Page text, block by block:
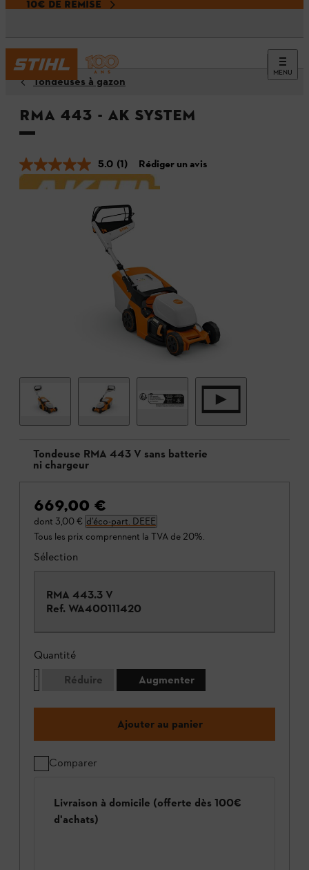
10€ DE REMISE
MENU
Tondeuses à gazon
RMA 443 - AK SYSTEM
5.0 (1) Rédiger un avis
Tondeuse RMA 443 V sans batterie
ni chargeur
669,00 €
dont 3,00 € d’éco-part. DEEE
Tous les prix comprennent la TVA de 20%.
Sélection
RMA 443.3 V
Ref. WA400111420
Quantité
Réduire
Augmenter
Ajouter au panier
Comparer
Livraison à domicile (offerte dès 100€
d'achats)